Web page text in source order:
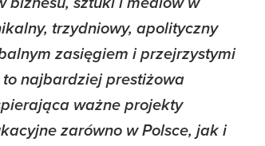
trzydniowy, apolityczny
zasięgiem i przejrzystymi
najbardziej prestiżowa
ważne projekty
zarówno w Polsce, jak i